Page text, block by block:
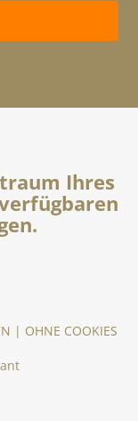
Ihres
| OHNE COOKIES